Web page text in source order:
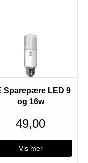
Nyhet
Sparepære LED 9
og 16w
49,00
Vis mer